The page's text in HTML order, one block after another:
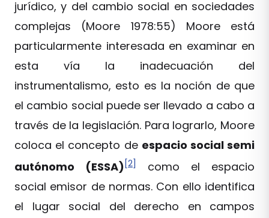
jurídico, y del cambio social en sociedades
complejas (Moore 1978:55) Moore está
particularmente interesada en examinar en
esta vía la inadecuación del
instrumentalismo, esto es la noción de que
el cambio social puede ser llevado a cabo a
través de la legislación. Para lograrlo, Moore
coloca el concepto de espacio social semi
autónomo (ESSA)[2]
como el espacio
social emisor de normas. Con ello identifica
el lugar social del derecho en campos